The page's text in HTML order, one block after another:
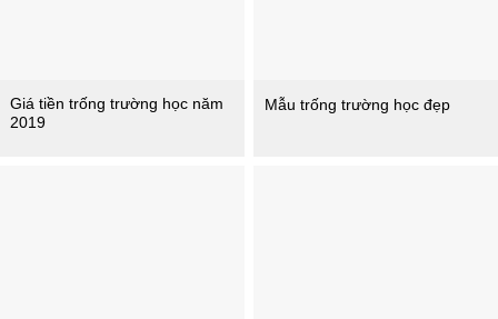
Giá tiền trống trường học năm
2019
Mẫu trống trường học đẹp